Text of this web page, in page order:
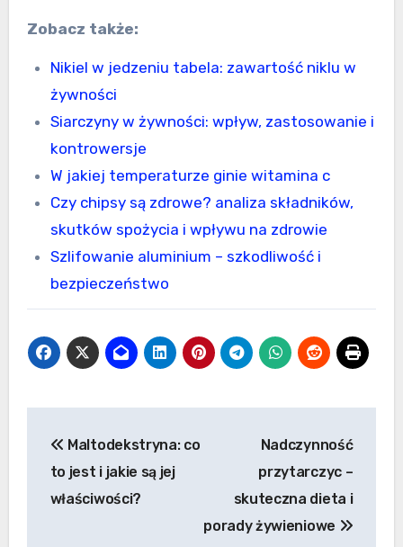
Zobacz także:
Nikiel w jedzeniu tabela: zawartość niklu w
żywności
Siarczyny w żywności: wpływ, zastosowanie i
kontrowersje
W jakiej temperaturze ginie witamina c
Czy chipsy są zdrowe? analiza składników,
skutków spożycia i wpływu na zdrowie
Szlifowanie aluminium – szkodliwość i
bezpieczeństwo
wpisu
Maltodekstryna: co
to jest i jakie są jej
właściwości?
Nadczynność
przytarczyc –
skuteczna dieta i
porady żywieniowe